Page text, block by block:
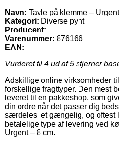
Navn: Tavle på klemme –
Kategori: Diverse pynt
Producent:
Varenummer: 876166
EAN:
Vurderet til 4 ud af 5 stjerner
Adskillige online virksomheder
forskellige fragttyper. Den mest
leveret til en pakkeshop, som
din ordre når det passer dig
særdeles let gængelig, og oftest
betalelige type af levering ved
Urgent – 8 cm.